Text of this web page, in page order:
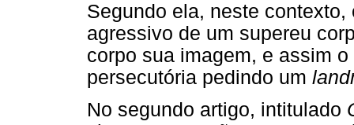
Segundo ela, neste
agressivo de um supereu
corpo sua imagem, e assim
persecutória pedindo um
No segundo artigo, intitulado